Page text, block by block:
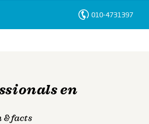
010-4731397
en
& facts